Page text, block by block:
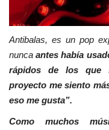
Antibalas, es un pop
nunca antes había
rápidos de los que
proyecto me siento
eso me gusta”.
Como muchos